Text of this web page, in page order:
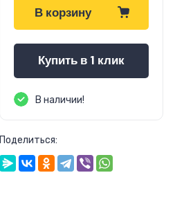
В корзину
Купить в 1 клик
В наличии!
Поделиться: